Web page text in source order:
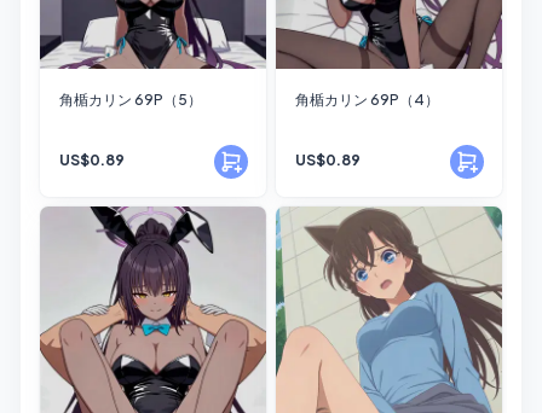
角楯カリン 69P（5）
US$0.89
角楯カリン 69P（4）
US$0.89